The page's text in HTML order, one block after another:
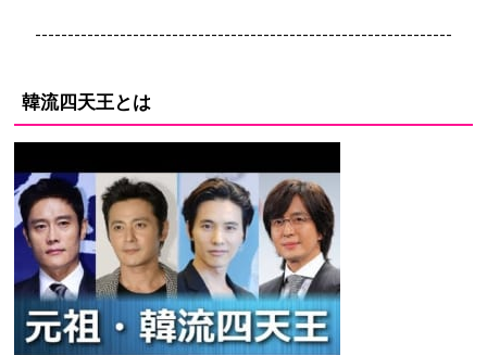
----------------------------------------------------------------
韓流四天王とは